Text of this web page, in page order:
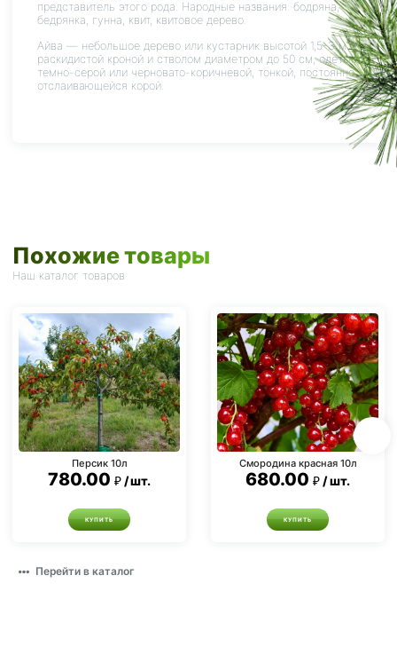
представитель этого рода. Народные названия: бодряна,
бедрянка, гунна, квит, квитовое дерево.
Айва — небольшое дерево или кустарник высотой 1,5-3 м с
раскидистой кроной и стволом диаметром до 50 см, одетым
темно-серой или черновато-коричневой, тонкой, постоянно
отслаивающейся корой.
Похожие товары
Наш каталог товаров
Персик 10л
780.00 шт.
КУПИТЬ
Смородина красная 10л
680.00 шт.
КУПИТЬ
Перейти в каталог